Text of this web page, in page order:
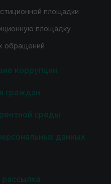
площадки
площадку
обращений
коррупции
граждан
среды
данных